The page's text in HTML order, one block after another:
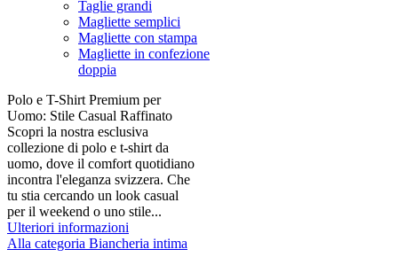
Taglie grandi
Magliette semplici
Magliette con stampa
Magliette in confezione
doppia
Polo e T-Shirt Premium per
Uomo: Stile Casual Raffinato
Scopri la nostra esclusiva
collezione di polo e t-shirt da
uomo, dove il comfort quotidiano
incontra l'eleganza svizzera. Che
tu stia cercando un look casual
per il weekend o uno stile...
Ulteriori informazioni
Alla categoria Biancheria intima